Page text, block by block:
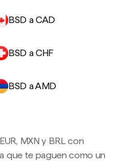
BSD a CAD
BSD a CHF
BSD a AMD
MXN y BRL con
que te paguen como un